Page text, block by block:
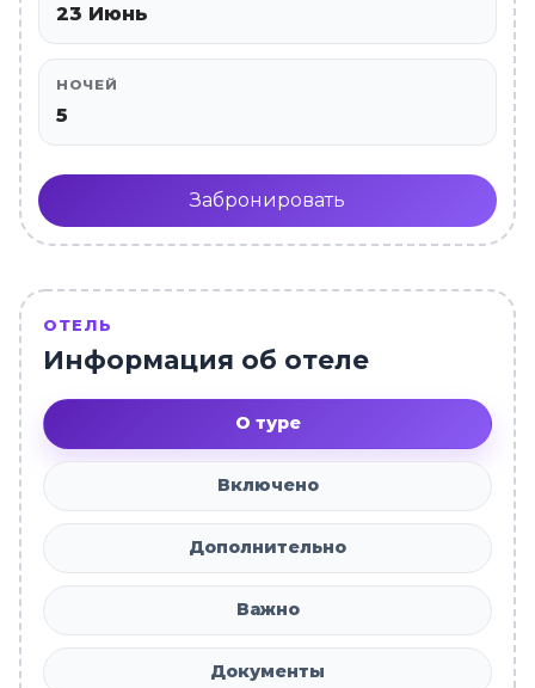
23 Июнь
НОЧЕЙ
5
Забронировать
ОТЕЛЬ
Информация об отеле
О туре
Включено
Дополнительно
Важно
Документы